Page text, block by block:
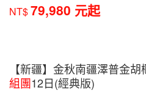
NT$79,980 元起
【新疆】金秋南疆澤普金胡
組團12日(經典版)